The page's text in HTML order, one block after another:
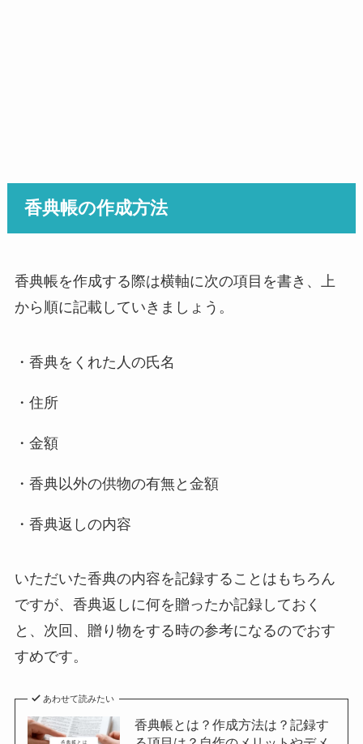
香典帳の作成方法
香典帳を作成する際は横軸に次の項目を書き、上
から順に記載していきましょう。
・香典をくれた人の氏名
・住所
・金額
・香典以外の供物の有無と金額
・香典返しの内容
いただいた香典の内容を記録することはもちろん
ですが、香典返しに何を贈ったか記録しておく
と、次回、贈り物をする時の参考になるのでおす
すめです。
あわせて読みたい
香典帳とは？作成方法は？記録す